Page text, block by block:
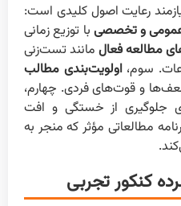
رعایت اصول کلیدی است:
و تخصصی با توزیع زمانی
مطالعه فعال مانند تست‌زنی
سوم،اولویت‌بندی مطالب
و قوت‌های فردی. چهارم،
جلوگیری از خستگی و افت
مطالعاتی مؤثر که منجر به
کنکور تجربی